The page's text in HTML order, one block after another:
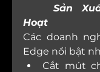
Sản
Hoạt
Các doanh
Edge nổi bật
Cắt mút